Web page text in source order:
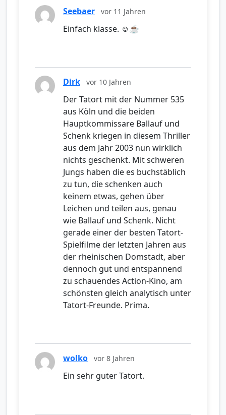
Seebaer vor 11 Jahren
Einfach klasse. ☺☕
Dirk vor 10 Jahren
Der Tatort mit der Nummer 535
aus Köln und die beiden
Hauptkommissare Ballauf und
Schenk kriegen in diesem Thriller
aus dem Jahr 2003 nun wirklich
nichts geschenkt. Mit schweren
Jungs haben die es buchstäblich
zu tun, die schenken auch
keinem etwas, gehen über
Leichen und teilen aus, genau
wie Ballauf und Schenk. Nicht
gerade einer der besten Tatort-
Spielfilme der letzten Jahren aus
der rheinischen Domstadt, aber
dennoch gut und entspannend
zu schauendes Action-Kino, am
schönsten gleich analytisch unter
Tatort-Freunde. Prima.
wolko vor 8 Jahren
Ein sehr guter Tatort.